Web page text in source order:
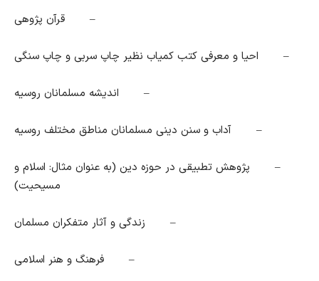
– قرآن پژوهی
– احیا و معرفی کتب کمیاب نظیر چاپ سربی و چاپ سنگی
– اندیشه مسلمانان روسیه
– آداب و سنن دینی مسلمانان مناطق مختلف روسیه
– پژوهش تطبیقی در حوزه دین (به عنوان مثال: اسلام و
مسیحیت)
– زندگی و آثار متفکران مسلمان
– فرهنگ و هنر اسلامی